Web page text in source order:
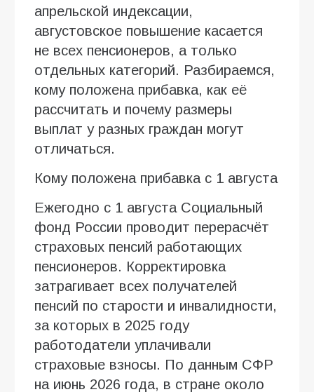
апрельской индексации,
августовское повышение касается
не всех пенсионеров, а только
отдельных категорий. Разбираемся,
кому положена прибавка, как её
рассчитать и почему размеры
выплат у разных граждан могут
отличаться.
Кому положена прибавка с 1 августа
Ежегодно с 1 августа Социальный
фонд России проводит перерасчёт
страховых пенсий работающих
пенсионеров. Корректировка
затрагивает всех получателей
пенсий по старости и инвалидности,
за которых в 2025 году
работодатели уплачивали
страховые взносы. По данным СФР
на июнь 2026 года, в стране около